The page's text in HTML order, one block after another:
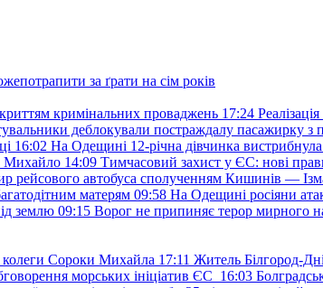
за ґрати на сім років
кримінальних проваджень 17:24
деблокували постраждалу пасажирку з
16:02 На Одещині 12-річна дівчинка
Михайло 14:09 Тимчасовий захист у ЄС: нові
автобуса сполученням Кишинів —
матерям 09:58 На Одещині росіяни
землю 09:15 Ворог не припиняє терор мирного
колеги Сороки Михайла 17:11 Житель Білгород-
морських ініціатив ЄС 16:03